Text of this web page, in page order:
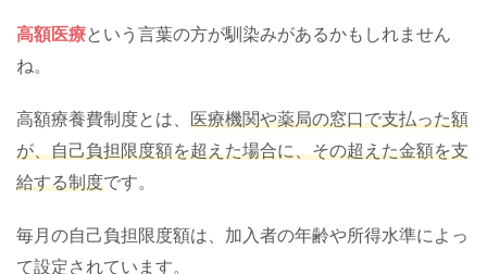
高額医療という言葉の方が馴染みがあるかもしれません
ね。
高額療養費制度とは、 医療機関や薬局の窓口で支払った額
が、自己負担限度額を超えた場合に、その超えた金額を支
給する制度です。
毎月の自己負担限度額は、加入者の年齢や所得水準によっ
て設定されています。